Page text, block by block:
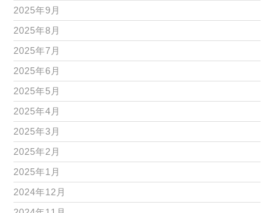
2025年9月
2025年8月
2025年7月
2025年6月
2025年5月
2025年4月
2025年3月
2025年2月
2025年1月
2024年12月